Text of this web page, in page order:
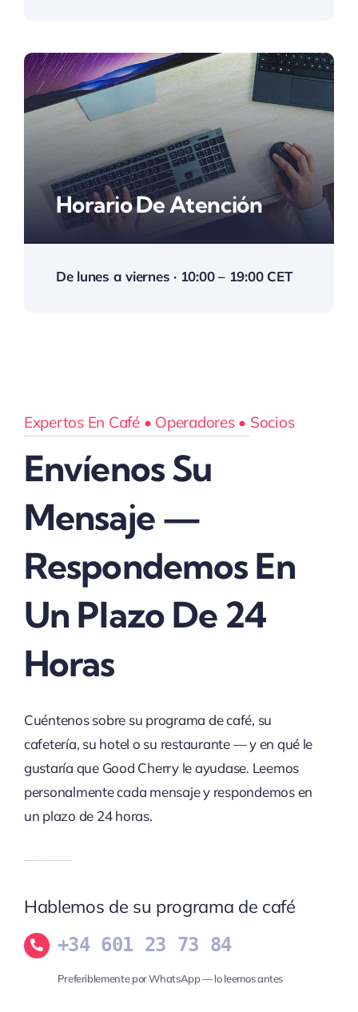
Horario De Atención
De lunes a viernes · 10:00 – 19:00 CET
Expertos En Café • Operadores • Socios
Envíenos Su
Mensaje —
Respondemos En
Un Plazo De 24
Horas
Cuéntenos sobre su programa de café, su
cafetería, su hotel o su restaurante — y en qué le
gustaría que Good Cherry le ayudase. Leemos
personalmente cada mensaje y respondemos en
un plazo de 24 horas.
Hablemos de su programa de café
+34 601 23 73 84
Preferiblemente por WhatsApp — lo leemos antes